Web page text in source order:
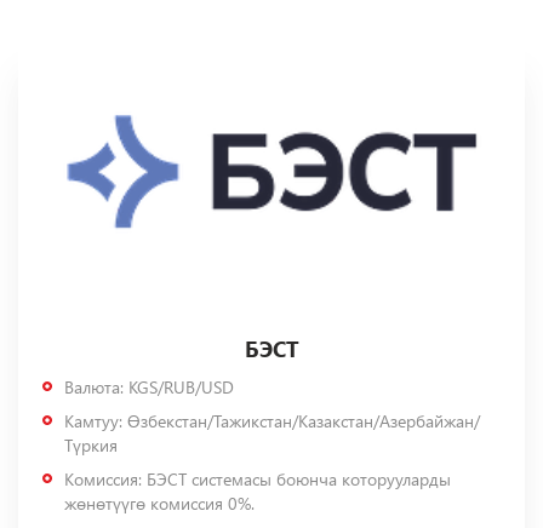
БЭСТ
Валюта: KGS/RUB/USD
Камтуу: Өзбекстан/Тажикстан/Казакстан/Азербайжан/
Түркия
Комиссия: БЭСТ системасы боюнча которууларды
жөнөтүүгө комиссия 0%.